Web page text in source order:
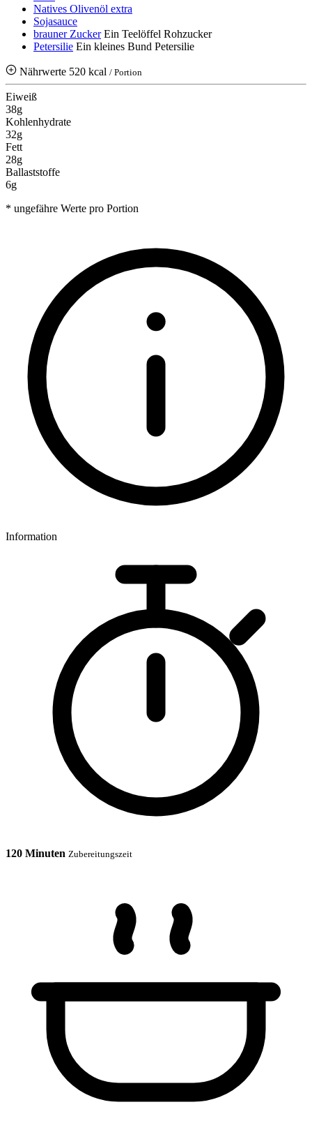
Natives Olivenöl extra
Sojasauce
brauner Zucker Ein Teelöffel Rohzucker
Petersilie Ein kleines Bund Petersilie
Nährwerte 520 kcal / Portion
Eiweiß
38g
Kohlenhydrate
32g
Fett
28g
Ballaststoffe
6g
* ungefähre Werte pro Portion
Information
120 Minuten Zubereitungszeit